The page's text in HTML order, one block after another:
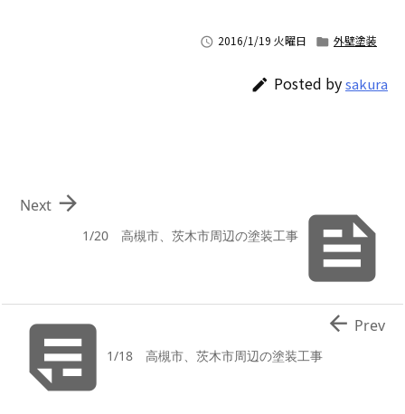
 2016/1/19 火曜日  外壁塗装
 Posted bysakura

1/20 高槻市、茨木市周辺の塗装工事

Next
1/18 高槻市、茨木市周辺の塗装工事
 Prev